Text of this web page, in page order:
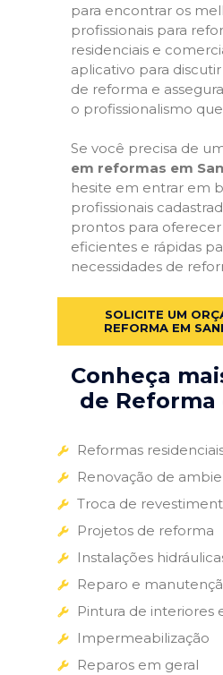
para encontrar os
profissionais para
residenciais e
aplicativo para
de reforma e
o profissionalismo
Se você precisa de
em reformas em
hesite em entrar em
profissionais
prontos para oferecer
eficientes e rápidas
necessidades de
SOLICITE UM
REFORMA EM
Conheça
de Reforma
Reformas
Renovação de
Troca de
Projetos de reforma
Instalações
Reparo e
Pintura de interiores
Impermeabilização
Reparos em geral